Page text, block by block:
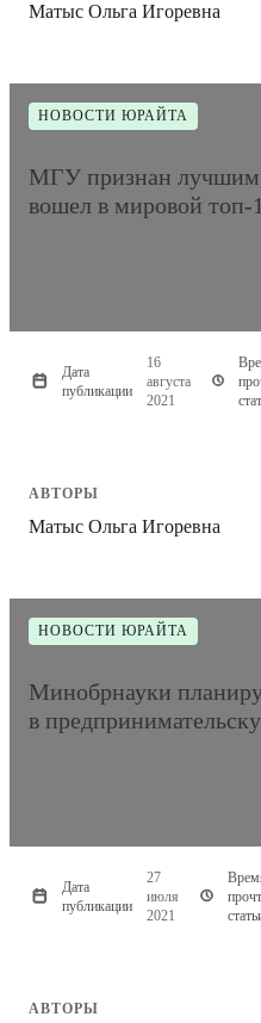
Матыс Ольга Игоревна
НОВОСТИ ЮРАЙТА
МГУ признан лучшим
вошел в мировой топ-
Дата
публикации
16
августа
2021
АВТОРЫ
Матыс Ольга Игоревна
НОВОСТИ ЮРАЙТА
Минобрнауки
в
Дата
публикации
27
июля
2021
АВТОРЫ